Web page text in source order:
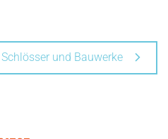
und Bauwerke